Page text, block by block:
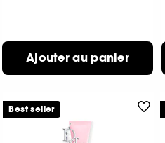
Ajouter au panier
Best seller